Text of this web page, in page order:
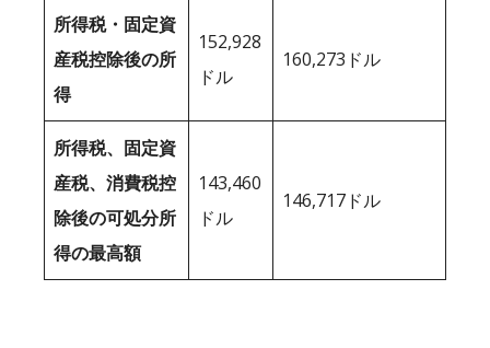
所得税・固定資
産税控除後の所
得
152,928
ドル
160,273ドル
所得税、固定資
産税、消費税控
除後の可処分所
得の最高額
143,460
ドル
146,717ドル